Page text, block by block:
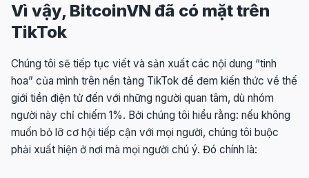
Vì vậy, BitcoinVN đã có mặt trên
TikTok
Chúng tôi sẽ tiếp tục viết và sản xuất các nội dung “tinh
hoa” của mình trên nền tảng TikTok để đem kiến thức về thế
giới tiền điện tử đến với những người quan tâm, dù nhóm
người này chỉ chiếm 1%. Bởi chúng tôi hiểu rằng: nếu không
muốn bỏ lỡ cơ hội tiếp cận với mọi người, chúng tôi buộc
phải xuất hiện ở nơi mà mọi người chú ý. Đó chính là: